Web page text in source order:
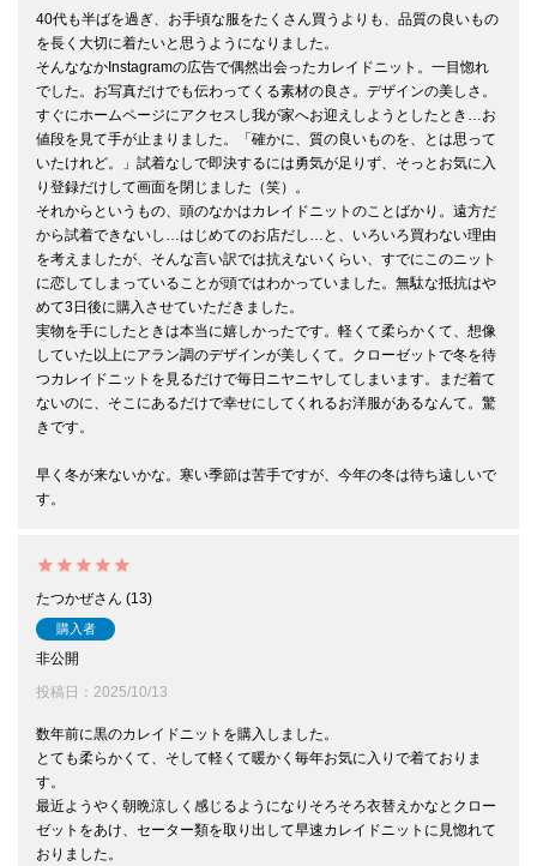
40代も半ばを過ぎ、お手頃な服をたくさん買うよりも、品質の良いもの
を長く大切に着たいと思うようになりました。
そんななかInstagramの広告で偶然出会ったカレイドニット。一目惚れ
でした。お写真だけでも伝わってくる素材の良さ。デザインの美しさ。
すぐにホームページにアクセスし我が家へお迎えしようとしたとき…お
値段を見て手が止まりました。「確かに、質の良いものを、とは思って
いたけれど。」試着なしで即決するには勇気が足りず、そっとお気に入
り登録だけして画面を閉じました（笑）。
それからというもの、頭のなかはカレイドニットのことばかり。遠方だ
から試着できないし…はじめてのお店だし…と、いろいろ買わない理由
を考えましたが、そんな言い訳では抗えないくらい、すでにこのニット
に恋してしまっていることが頭ではわかっていました。無駄な抵抗はや
めて3日後に購入させていただきました。
実物を手にしたときは本当に嬉しかったです。軽くて柔らかくて、想像
していた以上にアラン調のデザインが美しくて。クローゼットで冬を待
つカレイドニットを見るだけで毎日ニヤニヤしてしまいます。まだ着て
ないのに、そこにあるだけで幸せにしてくれるお洋服があるなんて。驚
きです。
早く冬が来ないかな。寒い季節は苦手ですが、今年の冬は待ち遠しいで
す。
たつかぜ 13
購入者
非公開
投稿日
2025/10/13
数年前に黒のカレイドニットを購入しました。
とても柔らかくて、そして軽くて暖かく毎年お気に入りで着ておりま
す。
最近ようやく朝晩涼しく感じるようになりそろそろ衣替えかなとクロー
ゼットをあけ、セーター類を取り出して早速カレイドニットに見惚れて
おりました。